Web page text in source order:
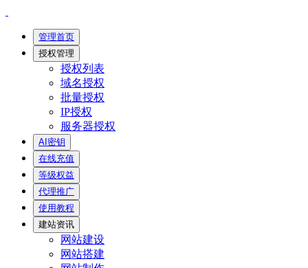
管理首页
授权管理
授权列表
域名授权
批量授权
IP授权
服务器授权
AI密钥
在线充值
等级权益
代理推广
使用教程
建站资讯
网站建设
网站搭建